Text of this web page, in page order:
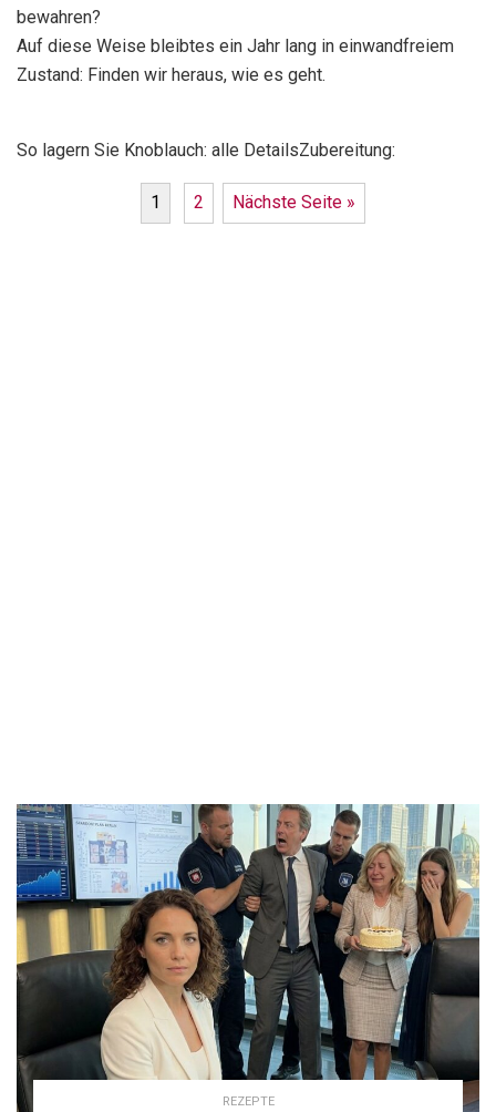
bewahren?
Auf diese Weise bleibtes ein Jahr lang in einwandfreiem
Zustand: Finden wir heraus, wie es geht.
So lagern Sie Knoblauch: alle DetailsZubereitung:
1 2 Nächste Seite »
REZEPTE